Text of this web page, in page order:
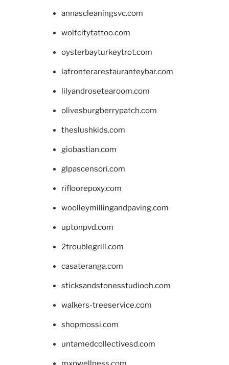
annascleaningsvc.com
wolfcitytattoo.com
oysterbayturkeytrot.com
lafronterarestauranteybar.com
lilyandrosetearoom.com
olivesburgberrypatch.com
theslushkids.com
giobastian.com
glpascensori.com
rifloorepoxy.com
woolleymillingandpaving.com
uptonpvd.com
2troublegrill.com
casateranga.com
sticksandstonesstudiooh.com
walkers-treeservice.com
shopmossi.com
untamedcollectivesd.com